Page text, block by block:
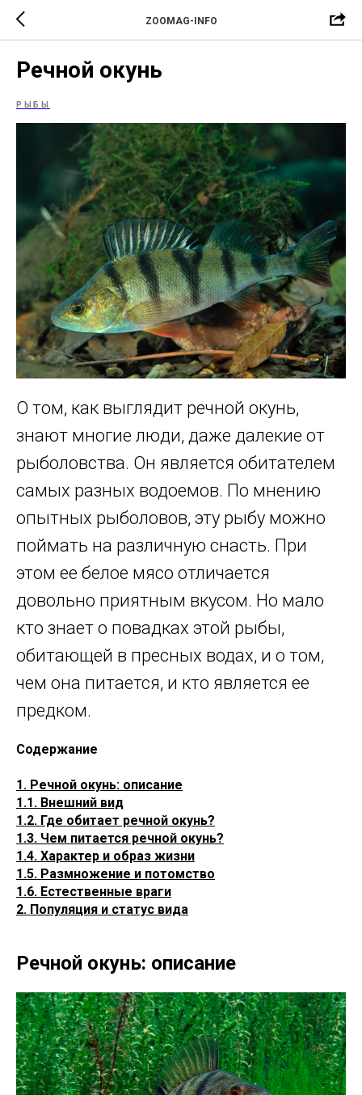
ZOOMAG-INFO
Речной окунь
РЫБЫ
О том, как выглядит речной окунь,
знают многие люди, даже далекие от
рыболовства. Он является обитателем
самых разных водоемов. По мнению
опытных рыболовов, эту рыбу можно
поймать на различную снасть. При
этом ее белое мясо отличается
довольно приятным вкусом. Но мало
кто знает о повадках этой рыбы,
обитающей в пресных водах, и о том,
чем она питается, и кто является ее
предком.
Содержание
1. Речной окунь: описание
1.1. Внешний вид
1.2. Где обитает речной окунь?
1.3. Чем питается речной окунь?
1.4. Характер и образ жизни
1.5. Размножение и потомство
1.6. Естественные враги
2. Популяция и статус вида
Речной окунь: описание